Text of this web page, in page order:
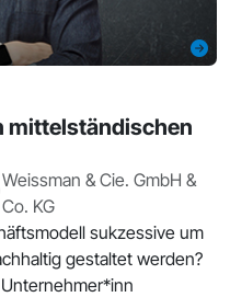
mittelständischen
Weissman & Cie. GmbH &
Co. KG
sukzessive um
gestaltet werden?